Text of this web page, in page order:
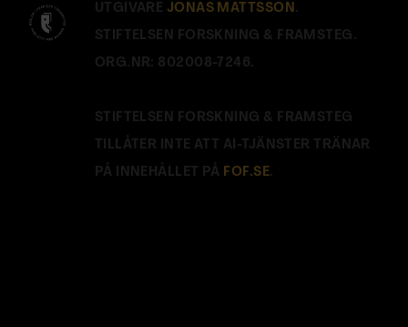
UTGIVARE JONAS MATTSSON .
STIFTELSEN FORSKNING & FRAMSTEG.
ORG.NR: 802008-7246.
STIFTELSEN FORSKNING & FRAMSTEG
TILLÅTER INTE ATT AI-TJÄNSTER TRÄNAR
PÅ INNEHÅLLET PÅ FOF.SE.